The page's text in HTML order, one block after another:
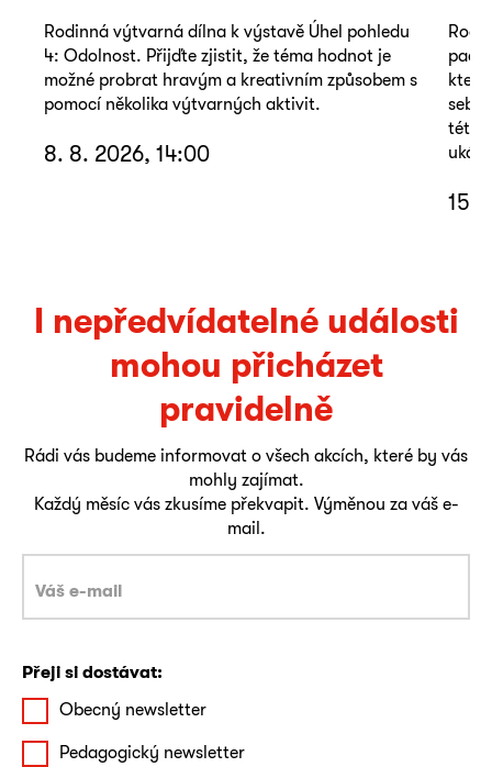
Rodinná výtvarná dílna k výstavě Úhel pohledu
4: Odolnost. Přijďte zjistit, že téma hodnot je
možné probrat hravým a kreativním způsobem s
pomocí několika výtvarných aktivit.
8. 8. 2026, 14:00
který
této
15.
I nepředvídatelné události
mohou přicházet
pravidelně
Rádi vás budeme informovat o všech akcích, které by vás
mohly zajímat.
Každý měsíc vás zkusíme překvapit. Výměnou za váš e-
mail.
Přeji si dostávat:
Obecný newsletter
Pedagogický newsletter